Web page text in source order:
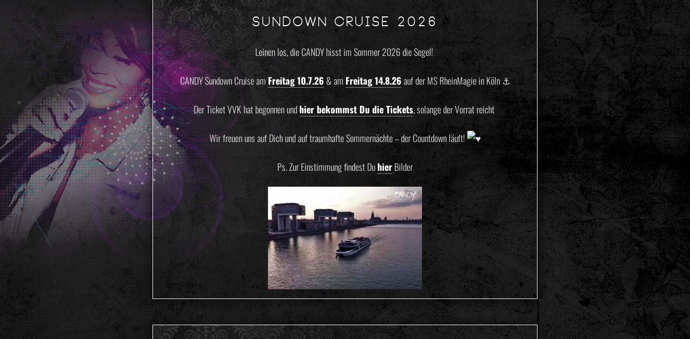
SUNDOWN CRUISE 2026
Leinen los, die CANDY hisst im Sommer 2026 die Segel! ️
CANDY Sundown Cruise amFreitag 10.7.26 & am Freitag 14.8.26auf der MS RheinMagie in Köln ⚓️
Der Ticket VVK hat begonnen undhier bekommst Du die Tickets, solange der Vorrat reicht ️
Wir freuen uns auf Dich und auf traumhafte Sommernächte – der Countdown läuft!
Ps. Zur Einstimmung findest DuhierBilder